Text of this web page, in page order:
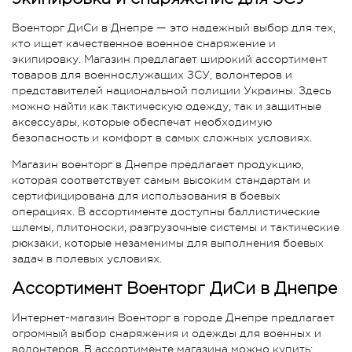
Военторг ДиСи в Днепре — это надежный выбор для тех,
кто ищет качественное военное снаряжение и
экипировку. Магазин предлагает широкий ассортимент
товаров для военнослужащих ЗСУ, волонтеров и
представителей национальной полиции Украины. Здесь
можно найти как тактическую одежду, так и защитные
аксессуары, которые обеспечат необходимую
безопасность и комфорт в самых сложных условиях.
Магазин военторг в Днепре предлагает продукцию,
которая соответствует самым высоким стандартам и
сертифицирована для использования в боевых
операциях. В ассортименте доступны баллистические
шлемы, плитоноски, разгрузочные системы и тактические
рюкзаки, которые незаменимы для выполнения боевых
задач в полевых условиях.
Ассортимент Военторг ДиСи в Днепре
Интернет-магазин Военторг в городе Днепре предлагает
огромный выбор снаряжения и одежды для военных и
волонтеров. В ассортименте магазина можно купить: